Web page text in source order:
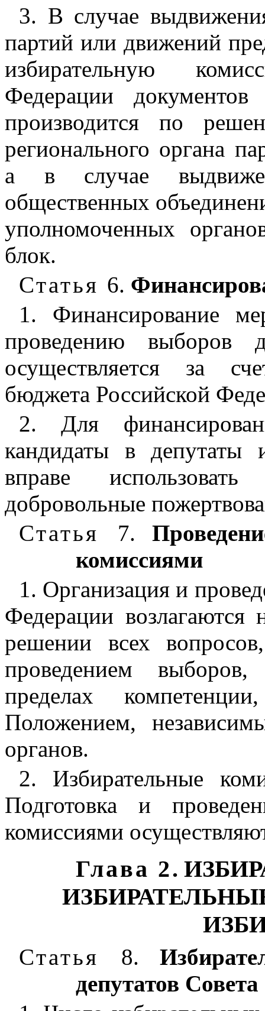
3. В случае
партий или движений
избирательную
Федерации документов
производится по
регионального органа
а в случае
общественных
уполномоченных
блок.
Статья 6.
1. Финансирование
проведению выборов
осуществляется за
бюджета Российской
2. Для
кандидаты в депутаты
вправе
добровольные
Статья 7.
комиссиями
1. Организация и
Федерации возлагаются
решении всех
проведением
пределах
Положением,
органов.
2. Избирательные
Подготовка и
комиссиями
Глава 2.
Статья 8.
депутатов